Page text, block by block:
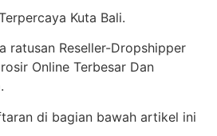
Kuta Bali.
ratusan Reseller-Dropshipper
Online Terbesar Dan
di bagian bawah artikel ini